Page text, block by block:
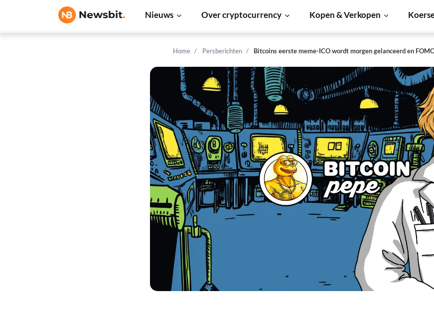
Nieuws Over cryptocurrency Kopen & Verkopen
Home Persberichten Bitcoins eerste meme-ICO wordt morgen gelanceerd en